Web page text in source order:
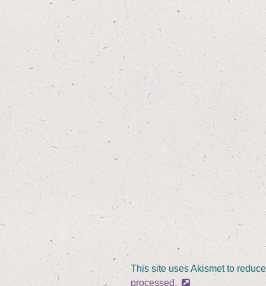
This site uses Akismet to
processed.